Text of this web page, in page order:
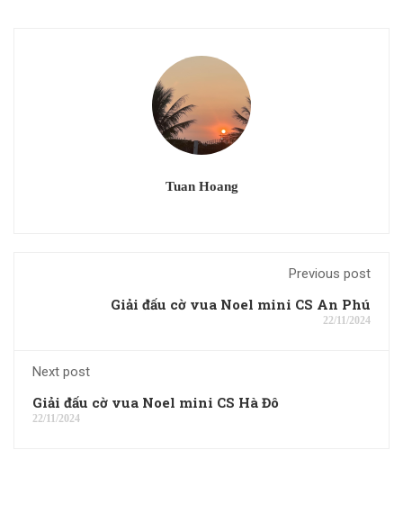
Tuan Hoang
Previous post
Giải đấu cờ vua Noel mini CS An Phú
22/11/2024
Next post
Giải đấu cờ vua Noel mini CS Hà Đô
22/11/2024